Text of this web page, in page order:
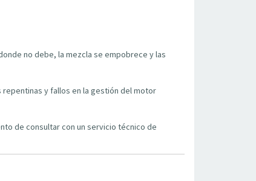
no debe, la mezcla se empobrece y las
repentinas y fallos en la gestión del motor
de consultar con un servicio técnico de